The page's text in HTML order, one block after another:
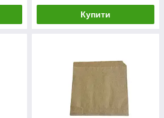
Купити